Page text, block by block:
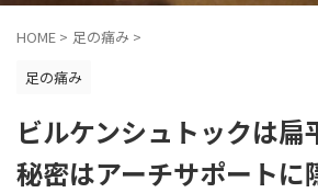
HOME > 足の痛み >
足の痛み
ビルケンシュトックは扁
秘密はアーチサポートに